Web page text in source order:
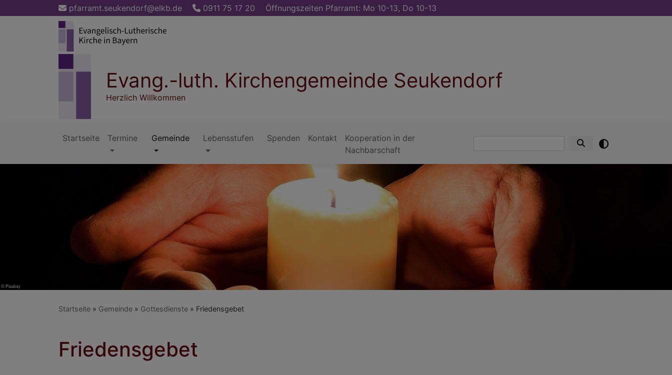
zum
pfarramt.seukendorf@elkb.de 0911 75 17 20 Öffnungszeiten Pfarramt: Mo 10-13, Do 10-13
Evang.-luth. Kirchengemeinde Seukendorf
Herzlich Willkommen
Hauptnavigation
Startseite Termine Gemeinde Lebensstufen Spenden Kontakt
Kooperation in der
Nachbarschaft
Startseite Gemeinde Gottesdienste Friedensgebet
Friedensgebet